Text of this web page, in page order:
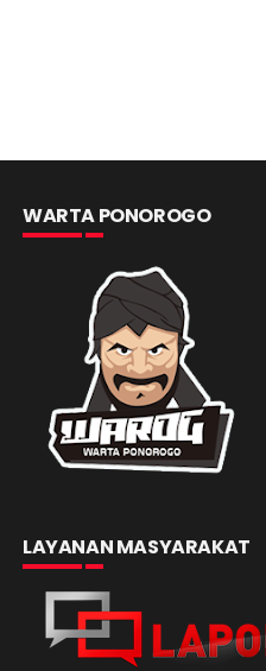
WARTA PONOROGO
LAYANAN MASYARAKAT